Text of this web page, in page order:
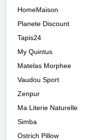
HomeMaison
Planete Discount
Tapis24
My Quintus
Matelas Morphee
Vaudou Sport
Zenpur
Ma Literie Naturelle
Simba
Ostrich Pillow